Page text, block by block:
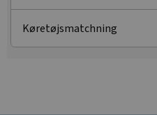
Køretøjsmatchning